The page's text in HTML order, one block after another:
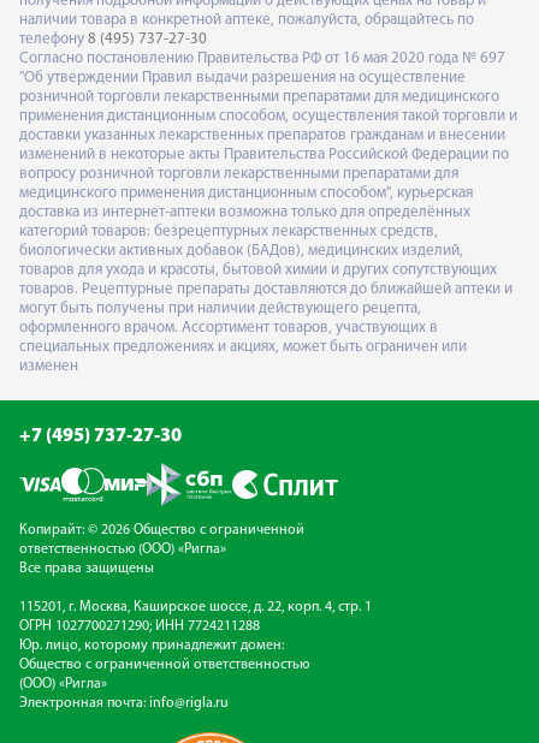
наличии товара в конкретной аптеке, пожалуйста, обращайтесь по
телефону 8 (495) 737-27-30
Согласно постановлению Правительства РФ от 16 мая 2020 года № 697
"Об утверждении Правил выдачи разрешения на осуществление
розничной торговли лекарственными препаратами для медицинского
применения дистанционным способом, осуществления такой торговли и
доставки указанных лекарственных препаратов гражданам и внесении
изменений в некоторые акты Правительства Российской Федерации по
вопросу розничной торговли лекарственными препаратами для
медицинского применения дистанционным способом", курьерская
доставка из интернет-аптеки возможна только для определённых
категорий товаров: безрецептурных лекарственных средств,
биологически активных добавок (БАДов), медицинских изделий,
товаров для ухода и красоты, бытовой химии и других сопутствующих
товаров. Рецептурные препараты доставляются до ближайшей аптеки и
могут быть получены при наличии действующего рецепта,
оформленного врачом. Ассортимент товаров, участвующих в
специальных предложениях и акциях, может быть ограничен или
изменен
+7 (495) 737-27-30
Копирайт: © 2026 Общество с ограниченной
ответственностью (ООО) «Ригла»
Все права защищены
115201, г. Москва, Каширское шоссе, д. 22, корп. 4, стр. 1
ОГРН 1027700271290; ИНН 7724211288
Юр. лицо, которому принадлежит домен:
Общество с ограниченной ответственностью
(ООО) «Ригла»
Электронная почта: info@rigla.ru